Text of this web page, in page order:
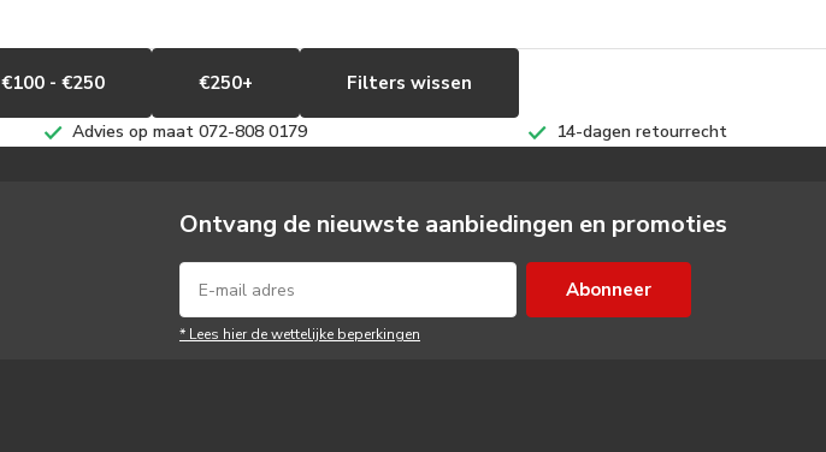
€100 - €250 €250+ Filters wissen
Advies op maat 072-808 0179 14-dagen retourrecht
Ontvang de nieuwste aanbiedingen en promoties
Abonneer
* Lees hier de wettelijke beperkingen